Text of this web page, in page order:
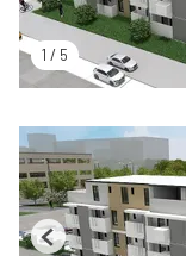
1 / 5
Previous